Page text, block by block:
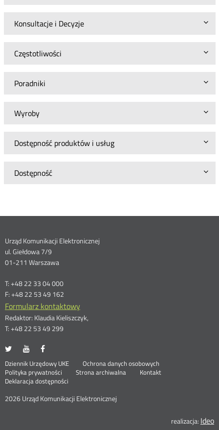
Konsultacje i Decyzje
Częstotliwości
Poradniki
Wyroby
Dostępność produktów i usług
Dostępność
Dane
kontaktowe
Urząd Komunikacji Elektronicznej
ul. Giełdowa 7/9
01-211 Warszawa
T: +48 22 33 04 000
F: +48 22 53 49 162
Formularz kontaktowy
Redaktor: Klaudia Kieliszczyk,
T: +48 22 53 49 299
UKE
portalu
Twitter
Otwórz
nowym
oknie
UKE
portalu
Youtube
Otwórz
nowym
oknie
portalu
Facebook
nowym
oknie
Stopka
menu
Dziennik Urzędowy UKE Otwórz
Ochrona danych osobowych
Polityka prywatności
Otwórz
w
oknie
Strona archiwalna
Kontakt
Deklaracja dostępności
2026 Urząd Komunikacji Elektronicznej
realizacja: Ideo